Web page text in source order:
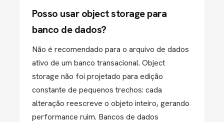
Posso usar object storage para
banco de dados?
Não é recomendado para o arquivo de dados
ativo de um banco transacional. Object
storage não foi projetado para edição
constante de pequenos trechos: cada
alteração reescreve o objeto inteiro, gerando
performance ruim. Bancos de dados